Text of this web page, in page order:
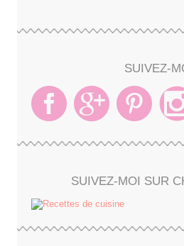
SUIVEZ-
SUIVEZ-MOI SUR